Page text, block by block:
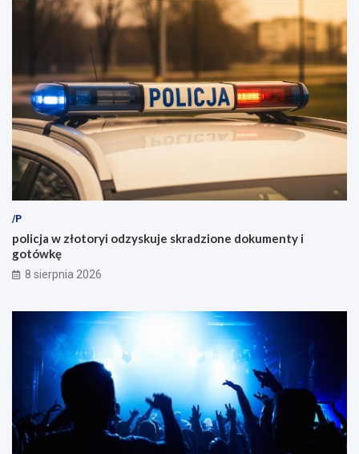
/P
policja w złotoryi odzyskuje skradzione dokumenty i
gotówkę
8 sierpnia 2026